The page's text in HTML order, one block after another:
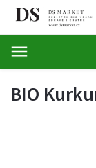
BIO